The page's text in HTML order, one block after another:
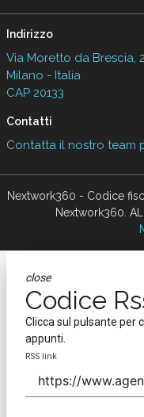
Indirizzo
Via Moretto da Brescia,
Milano - Italia
CAP 20133
Contatti
Contatta il nostro team
Nextwork360 - Codice
Nextwork360.
close
Codice
Clicca sul pulsante per
appunti.
RSS link